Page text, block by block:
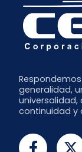
Enero
generalidad,
universalidad,
continuidad y